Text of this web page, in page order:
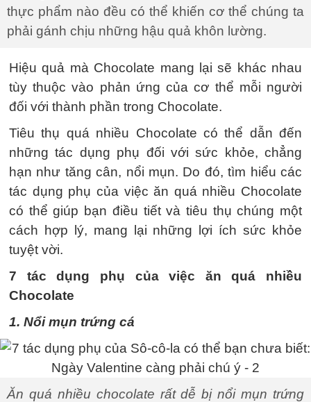
thực phẩm nào đều có thể khiến cơ thể chúng ta
phải gánh chịu những hậu quả khôn lường.
Hiệu quả mà Chocolate mang lại sẽ khác nhau
tùy thuộc vào phản ứng của cơ thể mỗi người
đối với thành phần trong Chocolate.
Tiêu thụ quá nhiều Chocolate có thể dẫn đến
những tác dụng phụ đối với sức khỏe, chẳng
hạn như tăng cân, nổi mụn. Do đó, tìm hiểu các
tác dụng phụ của việc ăn quá nhiều Chocolate
có thể giúp bạn điều tiết và tiêu thụ chúng một
cách hợp lý, mang lại những lợi ích sức khỏe
tuyệt vời.
7 tác dụng phụ của việc ăn quá nhiều
Chocolate
1. Nổi mụn trứng cá
Ăn quá nhiều chocolate rất dễ bị nổi mụn trứng